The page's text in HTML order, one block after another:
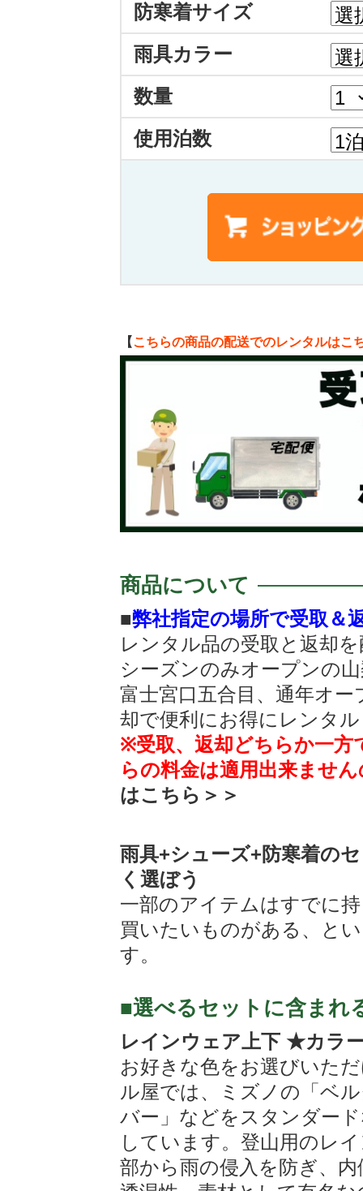
防寒着サイズ
雨具カラー
数量
使用泊数
【こちらの商品の配送でのレンタルはこ
商品について
■弊社指定の場所で受取＆
レンタル品の受取と返却
シーズンのみオープンの
富士宮口五合目、通年オ
却で便利にお得にレンタ
※受取、返却どちらか一方
らの料金は適用出来ませ
はこちら＞＞
雨具+シューズ+防寒着の
く選ぼう
一部のアイテムはすでに
買いたいものがある、と
す。
■選べるセットに含まれ
レインウェア上下 ★カラ
お好きな色をお選びいた
ル屋では、ミズノの「ベ
バー」などをスタンダー
しています。登山用のレ
部から雨の侵入を防ぎ、